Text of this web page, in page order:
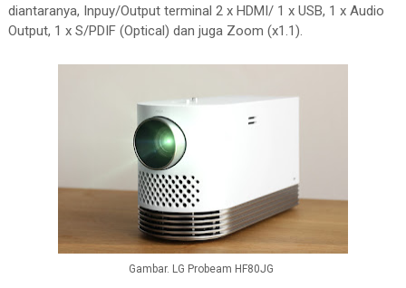
diantaranya, Inpuy/Output terminal 2 x HDMI/ 1 x USB, 1 x Audio
Output, 1 x S/PDIF (Optical) dan juga Zoom (x1.1).
Gambar. LG Probeam HF80JG